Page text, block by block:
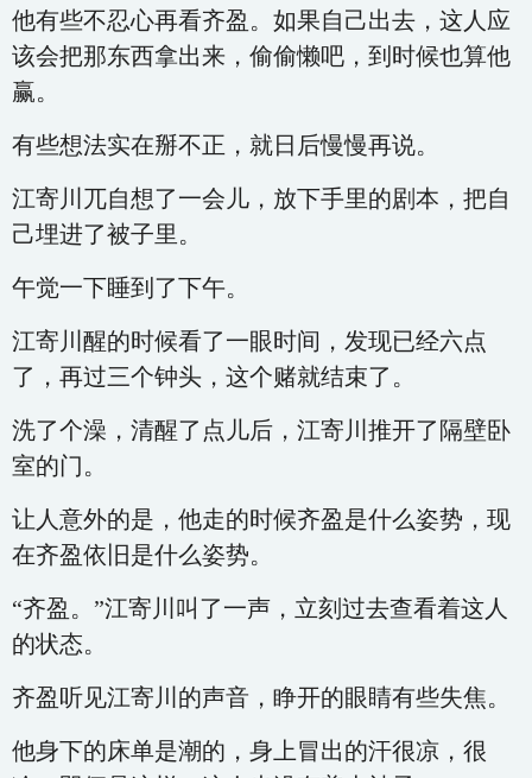
他有些不忍心再看齐盈。如果自己出去，这人应
该会把那东西拿出来，偷偷懒吧，到时候也算他
赢。
有些想法实在掰不正，就日后慢慢再说。
江寄川兀自想了一会儿，放下手里的剧本，把自
己埋进了被子里。
午觉一下睡到了下午。
江寄川醒的时候看了一眼时间，发现已经六点
了，再过三个钟头，这个赌就结束了。
洗了个澡，清醒了点儿后，江寄川推开了隔壁卧
室的门。
让人意外的是，他走的时候齐盈是什么姿势，现
在齐盈依旧是什么姿势。
“齐盈。”江寄川叫了一声，立刻过去查看着这人
的状态。
齐盈听见江寄川的声音，睁开的眼睛有些失焦。
他身下的床单是潮的，身上冒出的汗很凉，很